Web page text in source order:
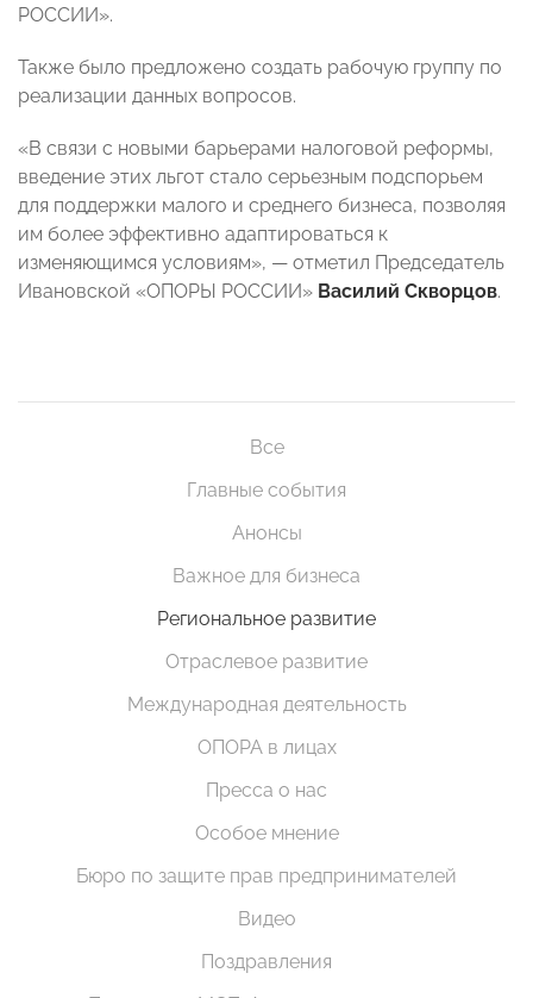
РОССИИ».
Также было предложено создать рабочую группу по
реализации данных вопросов.
«В связи с новыми барьерами налоговой реформы,
введение этих льгот стало серьезным подспорьем
для поддержки малого и среднего бизнеса, позволяя
им более эффективно адаптироваться к
изменяющимся условиям», — отметил Председатель
Ивановской «ОПОРЫ РОССИИ» Василий Скворцов.
Все
Главные события
Анонсы
Важное для бизнеса
Региональное развитие
Отраслевое развитие
Международная деятельность
ОПОРА в лицах
Пресса о нас
Особое мнение
Бюро по защите прав предпринимателей
Видео
Поздравления